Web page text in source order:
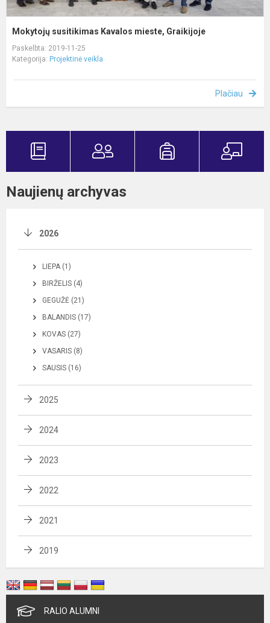
Mokytojų susitikimas Kavalos mieste, Graikijoje
Paskelbta: 2019-11-25
Kategorija: Projektinė veikla
Plačiau
Naujienų archyvas
2026
LIEPA (1)
BIRŽELIS (4)
GEGUŽĖ (21)
BALANDIS (17)
KOVAS (27)
VASARIS (8)
SAUSIS (16)
2025
2024
2023
2022
2021
2019
RALIO ALUMNI